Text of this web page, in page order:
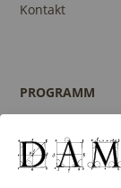
Kontakt
PROGRAMM
Ausstellungen
Veranstaltungen